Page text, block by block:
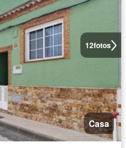
12fotos
Casa